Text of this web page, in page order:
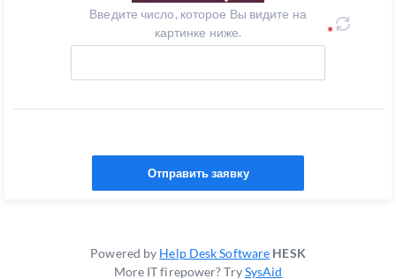
Введите число, которое Вы видите на
картинке ниже.
Отправить заявку
Powered by Help Desk Software HESK
More IT firepower? TrySysAid